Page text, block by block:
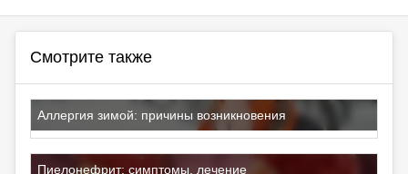
Смотрите также
Аллергия зимой: причины возникновения
Пиелонефрит: симптомы, лечение